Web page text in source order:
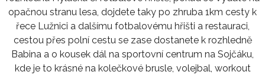
opačnou stranu lesa, dojdete taky po zhruba 1km cesty k
řece Lužnici a dalšímu fotbalovému hřišti a restauraci,
cestou přes polní cestu se zase dostanete k rozhledně
Babina a o kousek dál na sportovní centrum na Sojčáku,
kde je to krásné na kolečkové brusle, volejbal, workout